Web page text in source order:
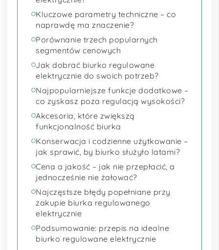
Kluczowe parametry techniczne – co
naprawdę ma znaczenie?
Porównanie trzech popularnych
segmentów cenowych
Jak dobrać biurko regulowane
elektrycznie do swoich potrzeb?
Najpopularniejsze funkcje dodatkowe –
co zyskasz poza regulacją wysokości?
Akcesoria, które zwiększą
funkcjonalność biurka
Konserwacja i codzienne użytkowanie –
jak sprawić, by biurko służyło latami?
Cena a jakość – jak nie przepłacić, a
jednocześnie nie żałować?
Najczęstsze błędy popełniane przy
zakupie biurka regulowanego
elektrycznie
Podsumowanie: przepis na idealne
biurko regulowane elektrycznie